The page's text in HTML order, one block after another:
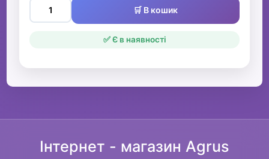
🛒 В кошик
✅ Є в наявності
Інтернет - магазин Agrus